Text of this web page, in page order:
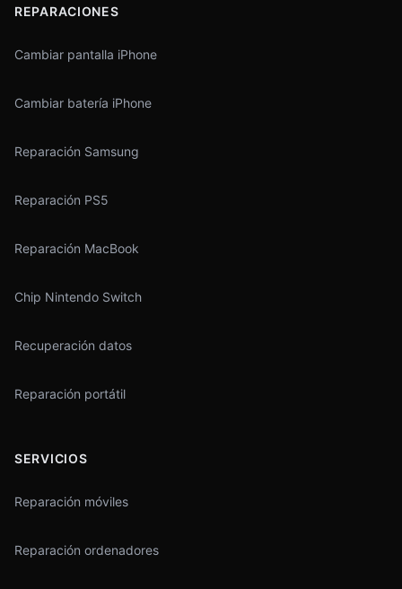
REPARACIONES
Cambiar pantalla iPhone
Cambiar batería iPhone
Reparación Samsung
Reparación PS5
Reparación MacBook
Chip Nintendo Switch
Recuperación datos
Reparación portátil
SERVICIOS
Reparación móviles
Reparación ordenadores